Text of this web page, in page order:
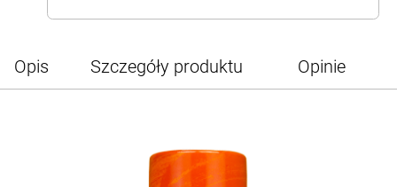
Opis Szczegóły produktu Opinie